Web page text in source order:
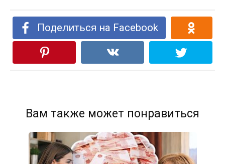
Поделиться на Facebook
Вам также может понравиться